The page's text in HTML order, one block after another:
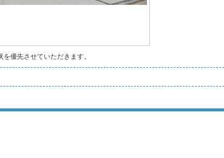
優先させていただきます。